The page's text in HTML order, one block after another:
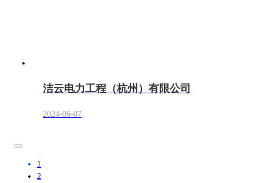
洁云电力工程（杭州）有限公司
2024-06-07
1
2